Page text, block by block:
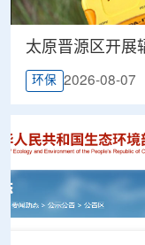
太原晋源区开展
环保 2026-08-07